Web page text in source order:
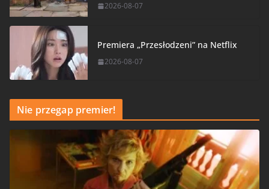
2026-08-07
Premiera „Przesłodzeni” na Netflix
2026-08-07
Nie przegap premier!